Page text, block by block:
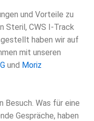
und Vorteile zu
Steril, CWS I-Track
haben wir auf
mit unseren
und Moriz
Besuch. Was für eine
Gespräche, haben